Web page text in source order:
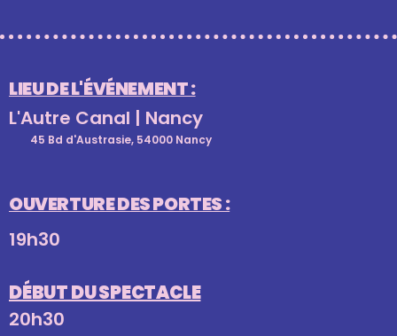
LIEU DE L'ÉVÉNEMENT :
L'Autre Canal | Nancy
45 Bd d'Austrasie, 54000 Nancy
OUVERTURE DES PORTES :
19h30
DÉBUT DU SPECTACLE
20h30